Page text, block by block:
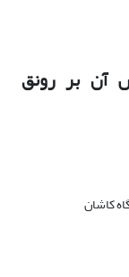
آن بر رونق
کاشان